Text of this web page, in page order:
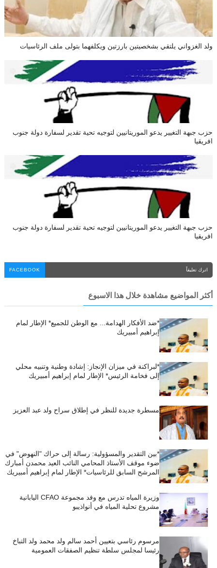
ولد الغزواني يلتقي بشخصيتين بارزتين ويكلفهما بتولى ملف الرئاسيات
حزب جبهة التغيير يدعو الموريتانيين لتوجيه تحية تقدير لسفارة دولة جنوب
افريقيا
حزب جبهة التغيير يدعو الموريتانيين لتوجيه تحية تقدير لسفارة دولة جنوب
افريقيا
اترك تعليقاً FACEBOOK
أكثر المواضيع مشاهدة خلال هذا الاسبوع
*ضد الأفكار الهدامة... مع الوطن للجميع* الإطار لمام
إبراهيم أمبيريك
*لبراكنة في ميزان الإنجاز: إشادة وطنية وتنبيه محلي
إلى فخامة الرئيس* الإطار لمام إبراهيم أمبيريك
مسطرة جديدة للنظر في إطلاق سراح ولد عبد العزيز
*بين التقدير والمسؤولية: رسالة إلى حراك "النهوض" في
ضوء موقف الأستاذ المحامي النائب العيد محمدن أمبارك
المرشح السابق للرئاسيات* الإطار لمام إبراهيم أمبيريك
وزيرة المياه تدرس مع وفد مجموعة CFAO اليابانية
مشروع تحلية المياه في أنواذيبو
مرسوم رئاسي بتعيين أحمد سالم ولد محمد ولد التباخ
رئيسا لمجلس سلطة تنظيم الصفقات العمومية